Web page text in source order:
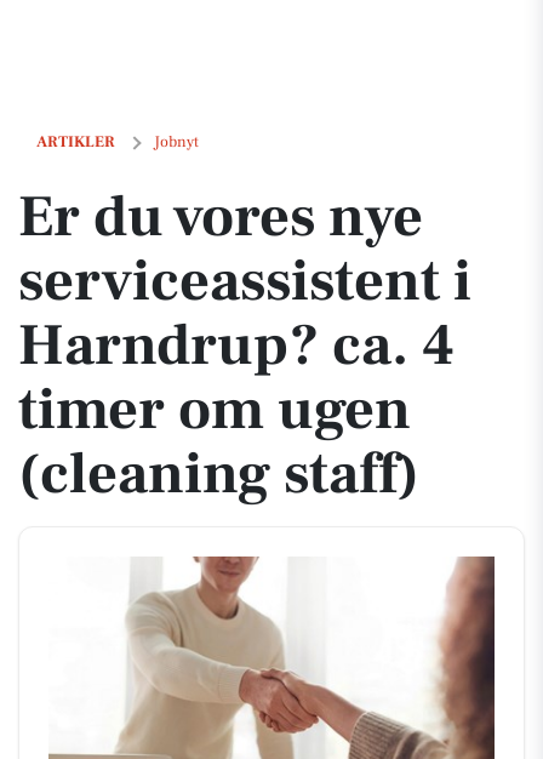
ARTIKLER Jobnyt
Er du vores nye serviceassistent i Harndrup? ca. 4 timer om ugen
Er du vores nye
serviceassistent i
Harndrup? ca. 4
timer om ugen
(cleaning staff)